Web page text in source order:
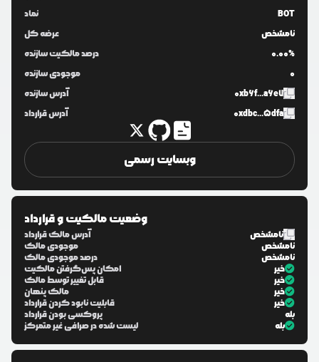
نماد
BOT
عرضه کل
نامشخص
درصد مالکیت سازنده
0.00%
موجودی سازنده
0
آدرس سازنده
0xb6f...a6e7
آدرس قرارداد
0xdbc...5dfa
وبسایت رسمی
وضعیت مالکیت و قرارداد
آدرس مالک قرارداد
نامشخص
موجودی مالک
نامشخص
درصد موجودی مالک
نامشخص
امکان پس‌گرفتن مالکیت
خیر
قابل تغییر توسط مالک
خیر
مالک پنهان
خیر
قابلیت نابود کردن قرارداد
خیر
پروکسی بودن قرارداد
بله
لیست شده در صرافی غیر متمرکز
بله